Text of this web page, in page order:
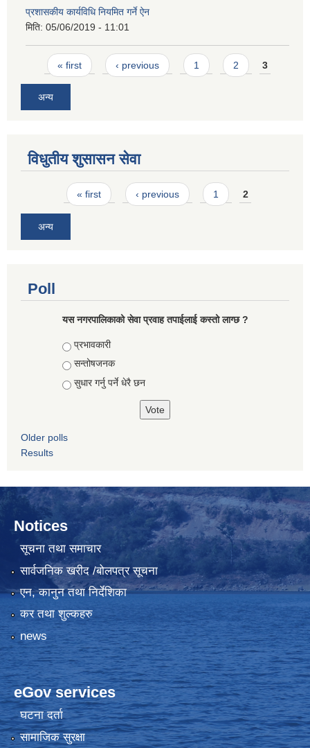
प्रशासकीय कार्यविधि नियमित गर्ने ऐन
मिति: 05/06/2019 - 11:01
Pages
« first ‹ previous 1 2 3
अन्य
विधुतीय शुसासन सेवा
Pages« first ‹ previous 1 2
अन्य
Poll
यस नगरपालिकाको सेवा प्रवाह तपाईलाई कस्तो लाग्छ ?
Choices
प्रभावकारी
सन्तोषजनक
सुधार गर्नु पर्ने धेरै छन
Older polls
Results
Notices
सूचना तथा समाचार
सार्वजनिक खरीद /बोलपत्र सूचना
एन, कानुन तथा निर्देशिका
कर तथा शुल्कहरु
news
eGov services
घटना दर्ता
सामाजिक सुरक्षा